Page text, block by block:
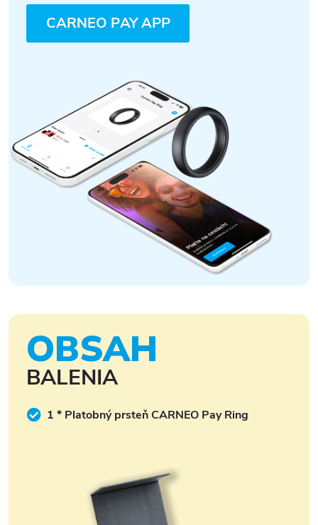
CARNEO PAY APP
OBSAH
BALENIA
1 * Platobný prsteň CARNEO Pay Ring